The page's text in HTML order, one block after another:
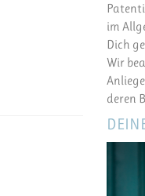
im
Dich
Wir
deren